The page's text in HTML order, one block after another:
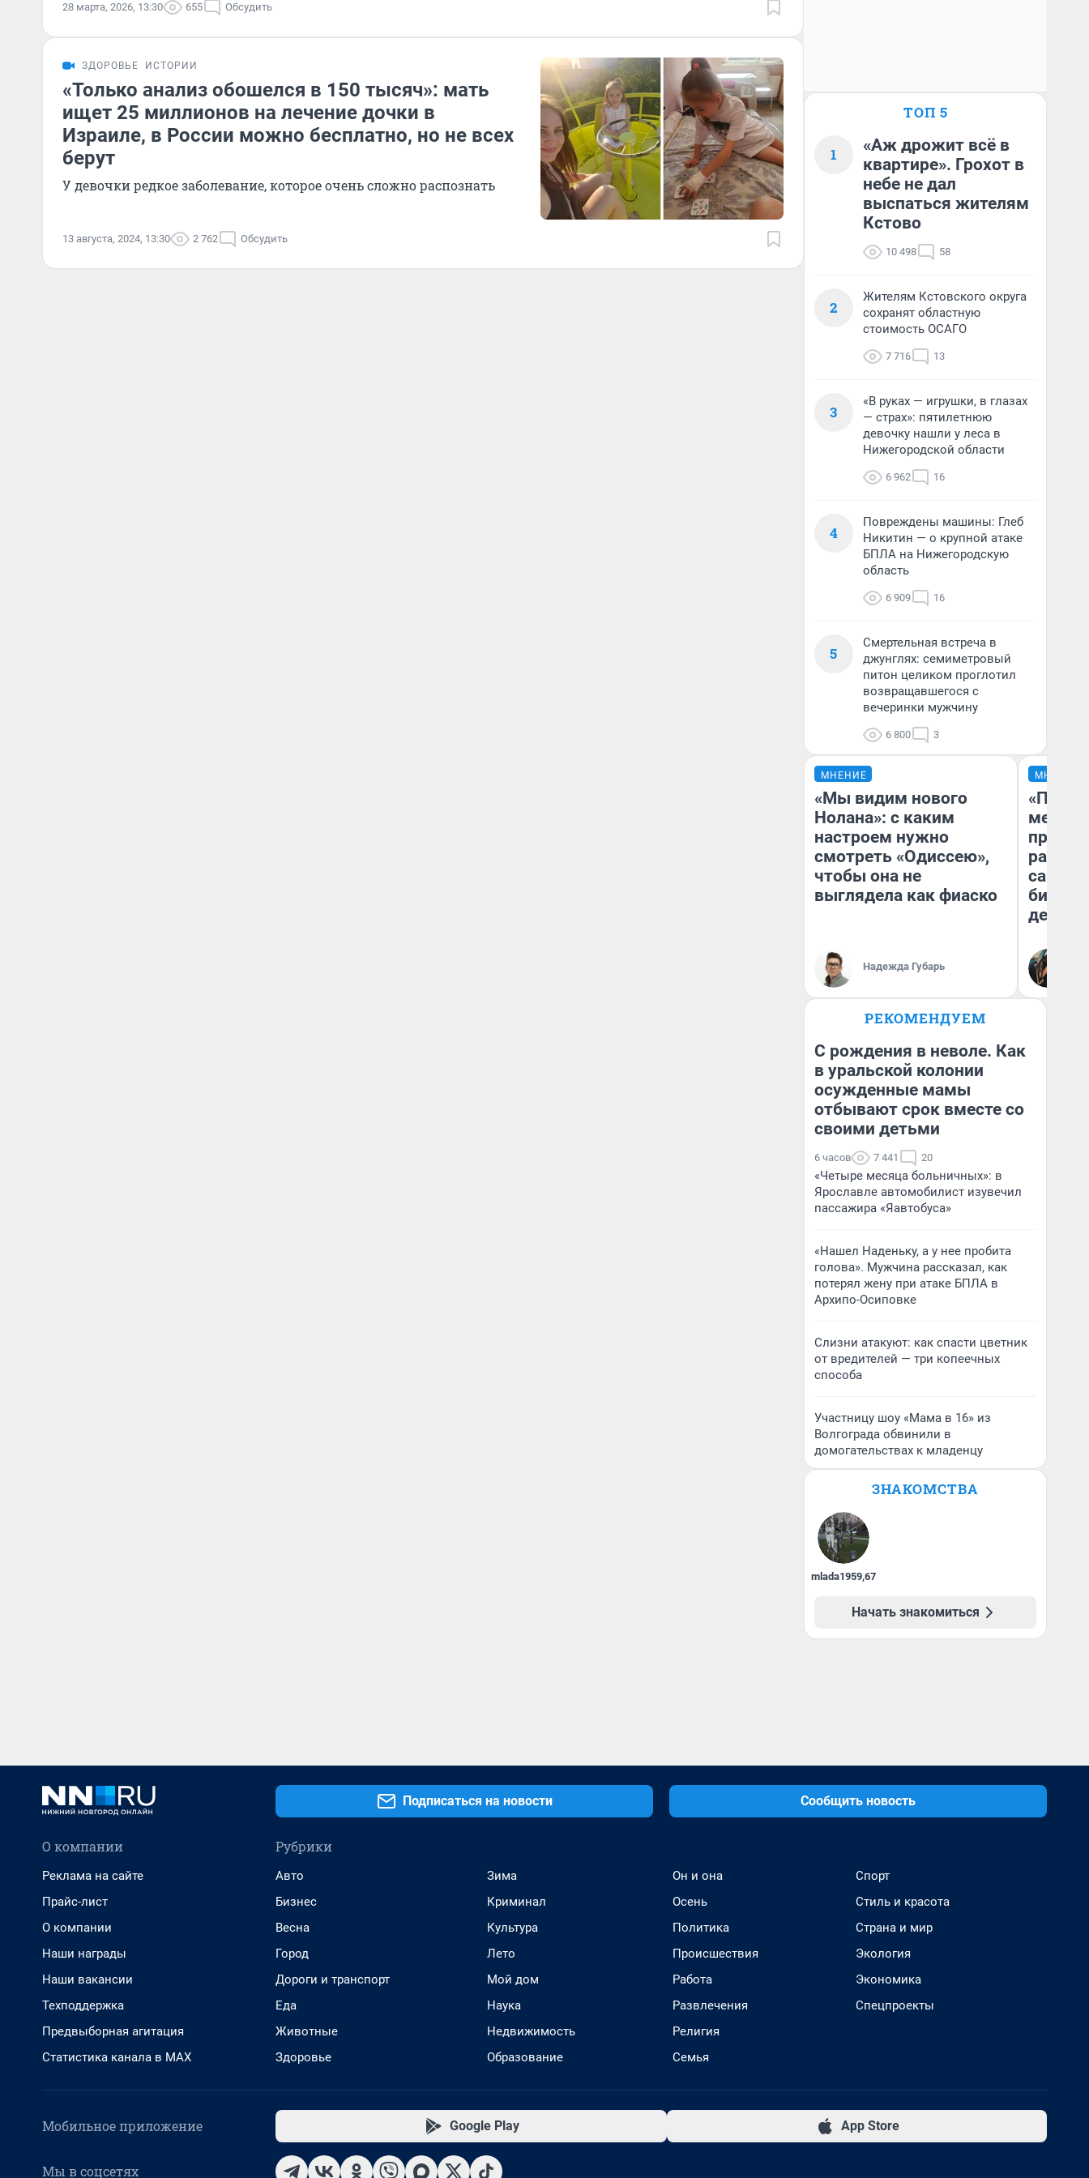
28 марта, 2026, 13:30 655 Обсудить
ЗДОРОВЬЕ ИСТОРИИ
«Только анализ обошелся в 150 тысяч»: мать
ищет 25 миллионов на лечение дочки в
Израиле, в России можно бесплатно, но не всех
берут
У девочки редкое заболевание, которое очень сложно распознать
13 августа, 2024, 13:30 2 762 Обсудить
ТОП 5
1
«Аж дрожит всё в
квартире». Грохот в
небе не дал
выспаться жителям
Кстово
10 498 58
2
Жителям Кстовского округа
сохранят областную
стоимость ОСАГО
7 716 13
3
«В руках — игрушки, в глазах
— страх»: пятилетнюю
девочку нашли у леса в
Нижегородской области
6 962 16
4
Повреждены машины: Глеб
Никитин — о крупной атаке
БПЛА на Нижегородскую
область
6 909 16
5
Смертельная встреча в
джунглях: семиметровый
питон целиком проглотил
возвращавшегося с
вечеринки мужчину
6 800 3
МНЕНИЕ
«Мы видим нового
Нолана»: с каким
настроем нужно
смотреть «Одиссею»,
чтобы она не
выглядела как фиаско
Надежда Губарь
МНЕНИЕ
самом
РЕКОМЕНДУЕМ
С рождения в неволе. Как
в уральской колонии
осужденные мамы
отбывают срок вместе со
своими детьми
6 часов 7 441 20
«Четыре месяца больничных»: в
Ярославле автомобилист изувечил
пассажира «Яавтобуса»
«Нашел Наденьку, а у нее пробита
голова». Мужчина рассказал, как
потерял жену при атаке БПЛА в
Архипо-Осиповке
Слизни атакуют: как спасти цветник
от вредителей — три копеечных
способа
Участницу шоу «Мама в 16» из
Волгограда обвинили в
домогательствах к младенцу
ЗНАКОМСТВА
mlada1959,67
Начать знакомиться
Подписаться на новости Сообщить новость
О компании
Реклама на сайте
Прайс-лист
О компании
Наши награды
Наши вакансии
Техподдержка
Предвыборная агитация
Статистика канала в MAX
Рубрики
Авто
Бизнес
Весна
Город
Дороги и транспорт
Еда
Животные
Здоровье
Зима
Криминал
Культура
Лето
Мой дом
Наука
Недвижимость
Образование
Он и она
Осень
Политика
Происшествия
Работа
Развлечения
Религия
Семья
Спорт
Стиль и красота
Страна и мир
Экология
Экономика
Спецпроекты
Мобильное приложение Google Play App Store
Мы в соцсетях